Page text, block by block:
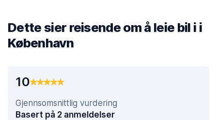
Dette sier reisende om å leie bil i i
København
10
Gjennsomsnittlig vurdering
Basert på 2 anmeldelser